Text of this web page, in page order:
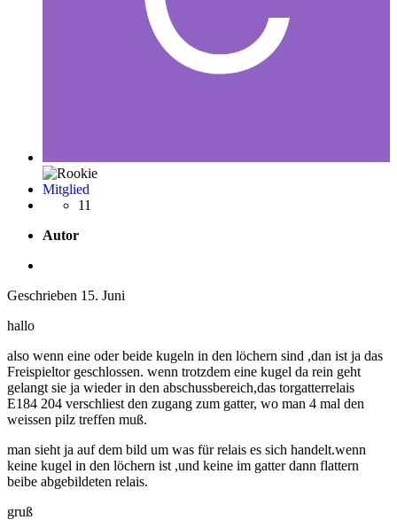
Mitglied
11
Autor
Geschrieben 15. Juni
hallo
also wenn eine oder beide kugeln in den löchern sind ,dan ist ja das
Freispieltor geschlossen. wenn trotzdem eine kugel da rein geht
gelangt sie ja wieder in den abschussbereich,das torgatterrelais
E184 204 verschliest den zugang zum gatter, wo man 4 mal den
weissen pilz treffen muß.
man sieht ja auf dem bild um was für relais es sich handelt.wenn
keine kugel in den löchern ist ,und keine im gatter dann flattern
beibe abgebildeten relais.
gruß